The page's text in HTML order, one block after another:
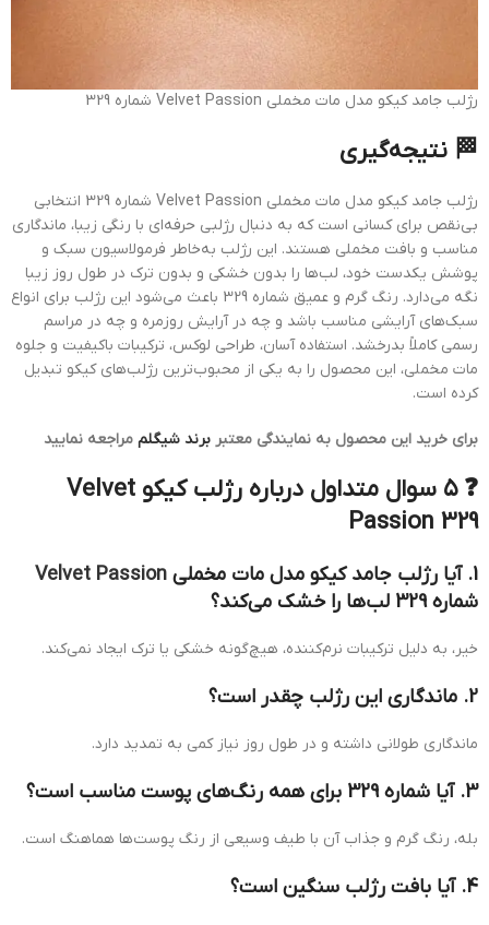
رژلب جامد کیکو مدل مات مخملی Velvet Passion شماره 329
🏁 نتیجه‌گیری
رژلب جامد کیکو مدل مات مخملی Velvet Passion شماره 329 انتخابی
بی‌نقص برای کسانی است که به دنبال رژلبی حرفه‌ای با رنگی زیبا، ماندگاری
مناسب و بافت مخملی هستند. این رژلب به‌خاطر فرمولاسیون سبک و
پوشش یکدست خود، لب‌ها را بدون خشکی و بدون ترک در طول روز زیبا
نگه می‌دارد. رنگ گرم و عمیق شماره 329 باعث می‌شود این رژلب برای انواع
سبک‌های آرایشی مناسب باشد و چه در آرایش روزمره و چه در مراسم
رسمی کاملاً بدرخشد. استفاده آسان، طراحی لوکس، ترکیبات باکیفیت و جلوه
مات مخملی، این محصول را به یکی از محبوب‌ترین رژلب‌های کیکو تبدیل
کرده است.
برای خرید این محصول به نمایندگی معتبر برند شیگلم مراجعه نمایید
❓ ۵ سوال متداول درباره رژلب کیکو Velvet
Passion 329
1. آیا رژلب جامد کیکو مدل مات مخملی
Velvet Passion
شماره 329 لب‌ها را خشک می‌کند؟
خیر، به دلیل ترکیبات نرم‌کننده، هیچ‌گونه خشکی یا ترک ایجاد نمی‌کند.
2. ماندگاری این رژلب چقدر است؟
ماندگاری طولانی داشته و در طول روز نیاز کمی به تمدید دارد.
3. آیا شماره 329 برای همه رنگ‌های پوست مناسب است؟
بله، رنگ گرم و جذاب آن با طیف وسیعی از رنگ پوست‌ها هماهنگ است.
4. آیا بافت رژلب سنگین است؟